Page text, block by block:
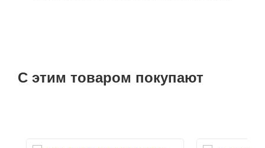
С этим товаром покупают